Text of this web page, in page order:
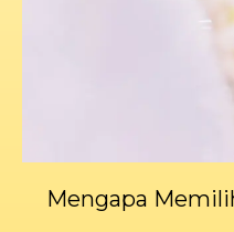
Mengapa